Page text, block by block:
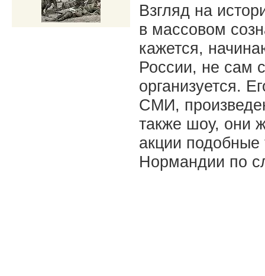
Взгляд на
в массовом
кажется,
России, не сам
организуется.
СМИ,
также шоу, они
акции подобные
Нормандии по